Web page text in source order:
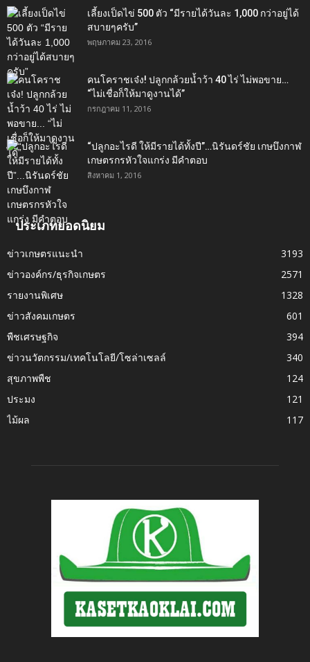
เลี้ยงเป็ดไข่ 500 ตัว “มีรายได้วันละ 1,000 กว่าอยู่ได้
สบายๆครับ”
พฤษภาคม 23, 2016
คนโคราชเจ๋ง! ปลูกกล้วยน้ำว้า 40 ไร่ ไม่พอขาย…
“ไม่เชื่อก็ให้มาดูงานได้”‬
กรกฎาคม 11, 2016
“ปลูกอะไรดี ให้มีรายได้ทั้งปี”…นิรันดร์ชัย เกษบึงกาฬ
เกษตรกรหัวใจแกร่ง มีคำตอบ
สิงหาคม 1, 2016
ประเภทยอดนิยม
ข่าวเกษตรแนะนำ
3193
ข่าวองค์กร/ธุรกิจเกษตร
2571
รายงานพิเศษ
1328
ข่าวสังคมเกษตร
601
พืชเศรษฐกิจ
394
ข่าวนวัตกรรม/เทคโนโลยี/โซล่าเซลล์
340
สุขภาพพืช
124
ประมง
121
ไม้ผล
117